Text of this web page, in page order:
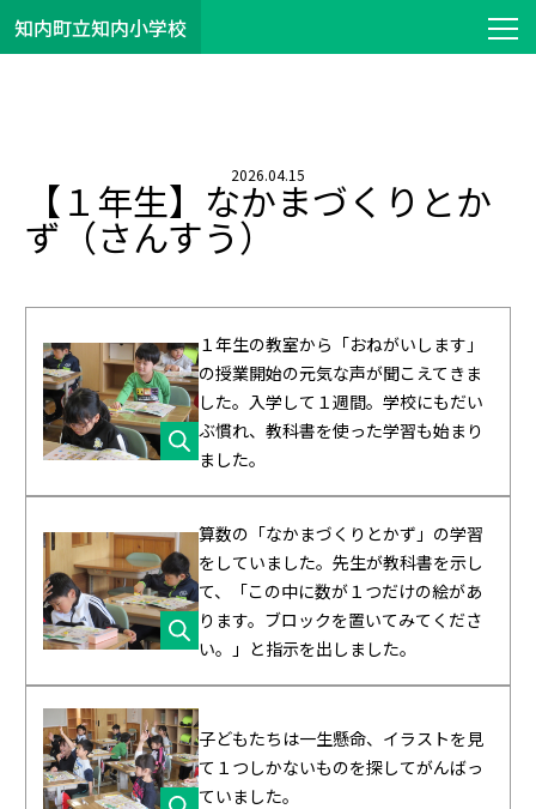
知内町立知内小学校
2026.04.15
【１年生】なかまづくりとか
ず（さんすう）
１年生の教室から「おねがいします」
の授業開始の元気な声が聞こえてきま
した。入学して１週間。学校にもだい
ぶ慣れ、教科書を使った学習も始まり
ました。
算数の「なかまづくりとかず」の学習
をしていました。先生が教科書を示し
て、「この中に数が１つだけの絵があ
ります。ブロックを置いてみてくださ
い。」と指示を出しました。
子どもたちは一生懸命、イラストを見
て１つしかないものを探してがんばっ
ていました。